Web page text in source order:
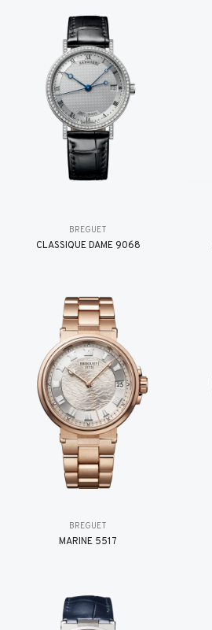
BREGUET
CLASSIQUE DAME 9068
BREGUET
MARINE 5517